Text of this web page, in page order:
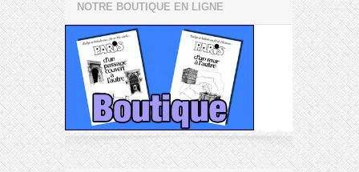
NOTRE BOUTIQUE EN LIGNE